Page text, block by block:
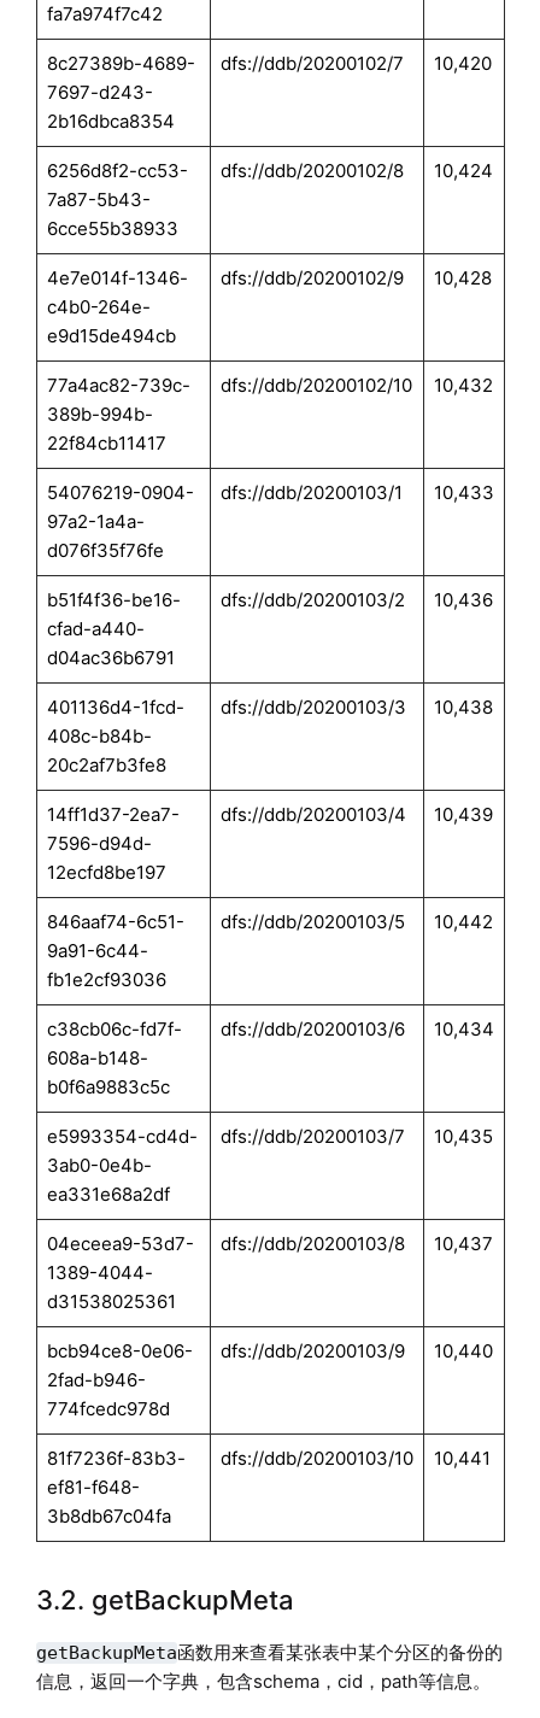
fa7a974f7c42
8c27389b-4689-
7697-d243-
2b16dbca8354
dfs://ddb/20200102/7 10,420
6256d8f2-cc53-
7a87-5b43-
6cce55b38933
dfs://ddb/20200102/8 10,424
4e7e014f-1346-
c4b0-264e-
e9d15de494cb
dfs://ddb/20200102/9 10,428
77a4ac82-739c-
389b-994b-
22f84cb11417
dfs://ddb/20200102/10 10,432
54076219-0904-
97a2-1a4a-
d076f35f76fe
dfs://ddb/20200103/1 10,433
b51f4f36-be16-
cfad-a440-
d04ac36b6791
dfs://ddb/20200103/2 10,436
401136d4-1fcd-
408c-b84b-
20c2af7b3fe8
dfs://ddb/20200103/3 10,438
14ff1d37-2ea7-
7596-d94d-
12ecfd8be197
dfs://ddb/20200103/4 10,439
846aaf74-6c51-
9a91-6c44-
fb1e2cf93036
dfs://ddb/20200103/5 10,442
c38cb06c-fd7f-
608a-b148-
b0f6a9883c5c
dfs://ddb/20200103/6 10,434
e5993354-cd4d-
3ab0-0e4b-
ea331e68a2df
dfs://ddb/20200103/7 10,435
04eceea9-53d7-
1389-4044-
d31538025361
dfs://ddb/20200103/8 10,437
bcb94ce8-0e06-
2fad-b946-
774fcedc978d
dfs://ddb/20200103/9 10,440
81f7236f-83b3-
ef81-f648-
3b8db67c04fa
dfs://ddb/20200103/10 10,441
3.2. getBackupMeta
getBackupMeta函数用来查看某张表中某个分区的备份的
信息，返回一个字典，包含schema，cid，path等信息。